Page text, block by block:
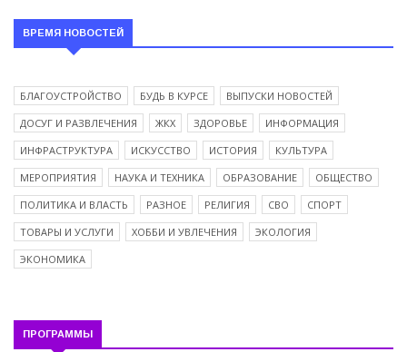
ВРЕМЯ НОВОСТЕЙ
БЛАГОУСТРОЙСТВО БУДЬ В КУРСЕ
ВЫПУСКИ НОВОСТЕЙ
ДОСУГ И РАЗВЛЕЧЕНИЯ
ЖКХ ЗДОРОВЬЕ
ИНФОРМАЦИЯ
ИНФРАСТРУКТУРА
ИСКУССТВО ИСТОРИЯ
КУЛЬТУРА
МЕРОПРИЯТИЯ
НАУКА И ТЕХНИКА ОБРАЗОВАНИЕ
ОБЩЕСТВО
ПОЛИТИКА И ВЛАСТЬ
РАЗНОЕ РЕЛИГИЯ СВО
СПОРТ
ТОВАРЫ И УСЛУГИ
ХОББИ И УВЛЕЧЕНИЯ
ЭКОЛОГИЯ
ЭКОНОМИКА
ПРОГРАММЫ